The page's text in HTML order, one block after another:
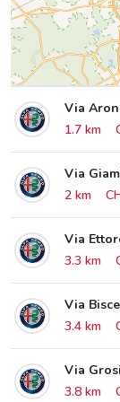
Via
1.7 km
Via
2 km
Via
3.3 km
Via
3.4 km
Via
3.8 km